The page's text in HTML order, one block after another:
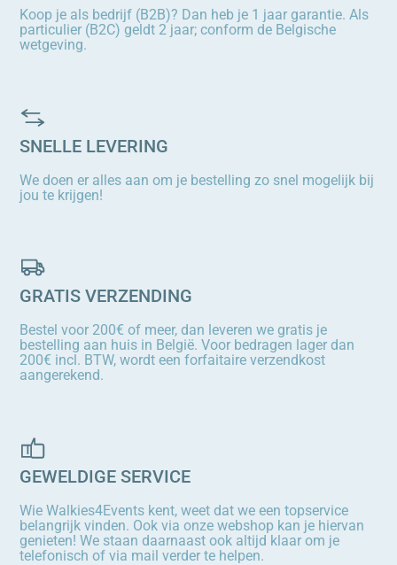
Koop je als bedrijf (B2B)? Dan heb je 1 jaar garantie. Als
particulier (B2C) geldt 2 jaar; conform de Belgische
wetgeving.
SNELLE LEVERING
We doen er alles aan om je bestelling zo snel mogelijk bij
jou te krijgen!
GRATIS VERZENDING
Bestel voor 200€ of meer, dan leveren we gratis je
bestelling aan huis in België. Voor bedragen lager dan
200€ incl. BTW, wordt een forfaitaire verzendkost
aangerekend.
GEWELDIGE SERVICE
Wie Walkies4Events kent, weet dat we een topservice
belangrijk vinden. Ook via onze webshop kan je hiervan
genieten! We staan daarnaast ook altijd klaar om je
telefonisch of via mail verder te helpen.